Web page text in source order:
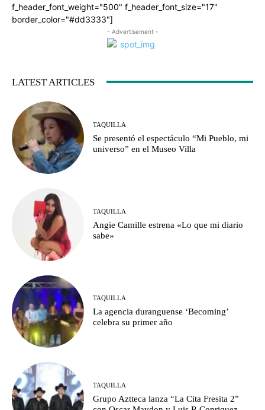
f_header_font_weight="500" f_header_font_size="17"
border_color="#dd3333"]
- Advertisement -
LATEST ARTICLES
TAQUILLA
Se presentó el espectáculo “Mi Pueblo, mi
universo” en el Museo Villa
TAQUILLA
Angie Camille estrena «Lo que mi diario
sabe»
TAQUILLA
La agencia duranguense ‘Becoming’
celebra su primer año
TAQUILLA
Grupo Aztteca lanza “La Cita Fresita 2”